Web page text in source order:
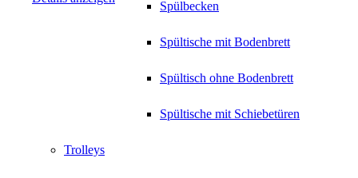
Spülbecken
Spültische mit Bodenbrett
Spültisch ohne Bodenbrett
Spültische mit Schiebetüren
Trolleys